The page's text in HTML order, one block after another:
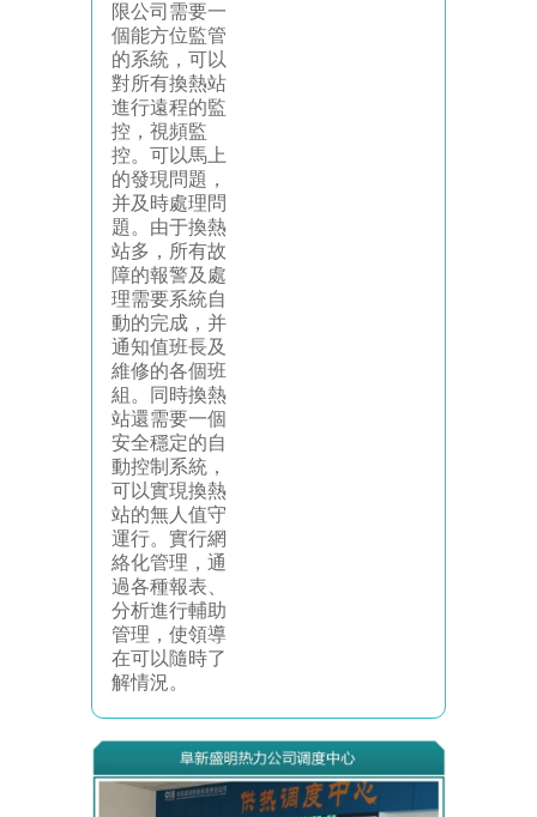
限公司需要一
個能方位監管
的系統，可以
對所有換熱站
進行遠程的監
控，視頻監
控。可以馬上
的發現問題，
并及時處理問
題。由于換熱
站多，所有故
障的報警及處
理需要系統自
動的完成，并
通知值班長及
維修的各個班
組。同時換熱
站還需要一個
安全穩定的自
動控制系統，
可以實現換熱
站的無人值守
運行。實行網
絡化管理，通
過各種報表、
分析進行輔助
管理，使領導
在可以隨時了
解情況。